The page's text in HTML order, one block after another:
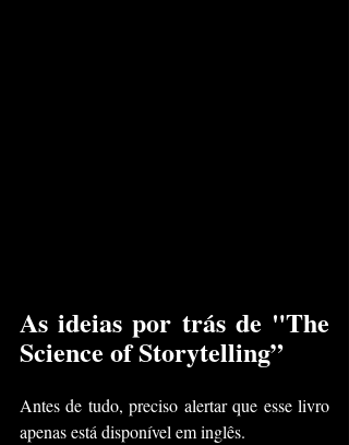
As ideias por trás de "The
Science of Storytelling”
Antes de tudo, preciso alertar que esse livro
apenas está disponível em inglês.